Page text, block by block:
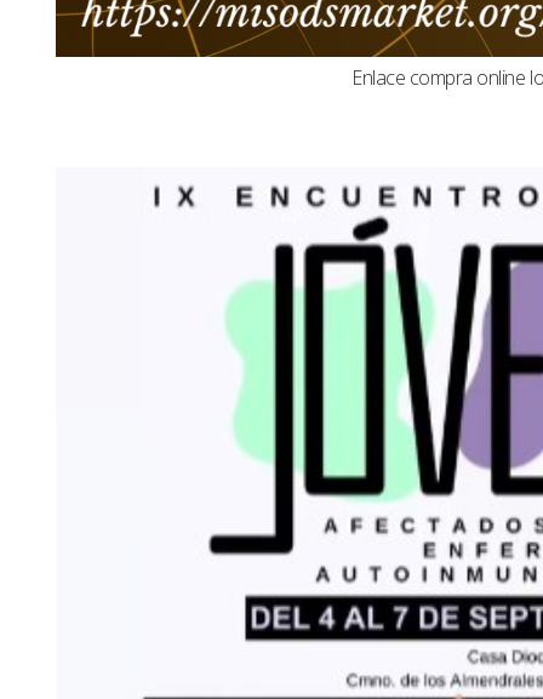
Enlace compra online